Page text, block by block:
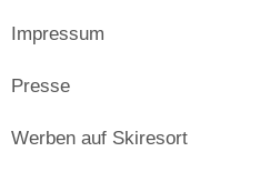
Impressum
Presse
Werben auf Skiresort